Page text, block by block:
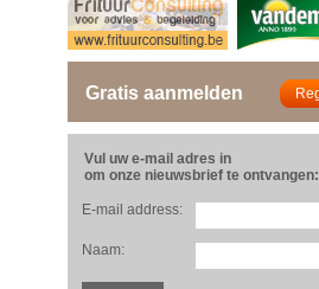
Gratis aanmelden
Vul uw e-mail adres in
om onze nieuwsbrief te ontvangen:
E-mail address:
Naam: